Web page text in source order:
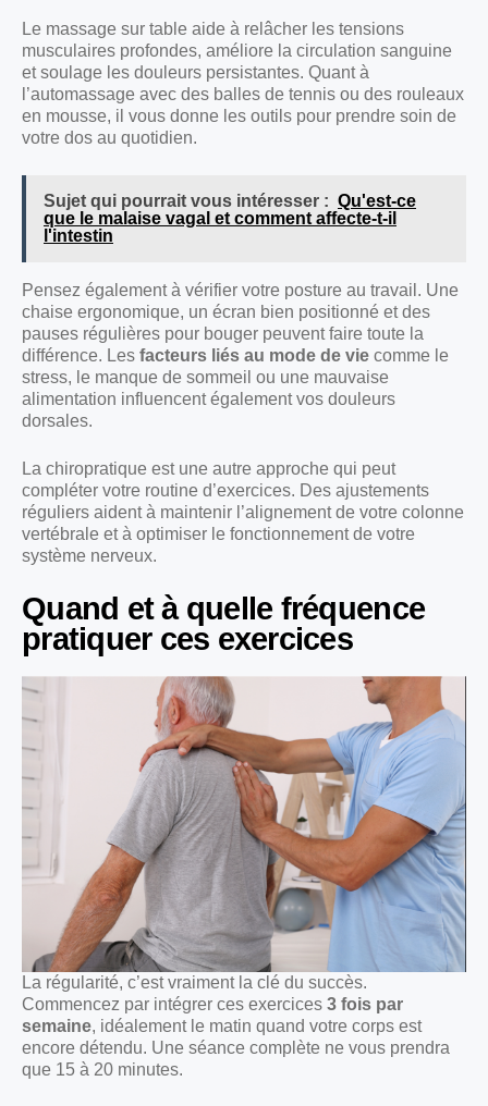
Le massage sur table aide à relâcher les tensions
musculaires profondes, améliore la circulation sanguine
et soulage les douleurs persistantes. Quant à
l’automassage avec des balles de tennis ou des rouleaux
en mousse, il vous donne les outils pour prendre soin de
votre dos au quotidien.
Sujet qui pourrait vous intéresser : Qu'est-ce
que le malaise vagal et comment affecte-t-il
l'intestin
Pensez également à vérifier votre posture au travail. Une
chaise ergonomique, un écran bien positionné et des
pauses régulières pour bouger peuvent faire toute la
différence. Les facteurs liés au mode de vie comme le
stress, le manque de sommeil ou une mauvaise
alimentation influencent également vos douleurs
dorsales.
La chiropratique est une autre approche qui peut
compléter votre routine d’exercices. Des ajustements
réguliers aident à maintenir l’alignement de votre colonne
vertébrale et à optimiser le fonctionnement de votre
système nerveux.
Quand et à quelle fréquence
pratiquer ces exercices
La régularité, c’est vraiment la clé du succès.
Commencez par intégrer ces exercices 3 fois par
semaine, idéalement le matin quand votre corps est
encore détendu. Une séance complète ne vous prendra
que 15 à 20 minutes.